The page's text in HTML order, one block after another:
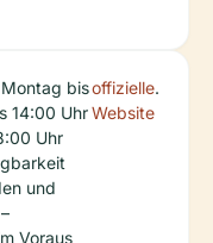
bis
14:00 Uhr
Uhr
und
Voraus
offizielle
Website
.